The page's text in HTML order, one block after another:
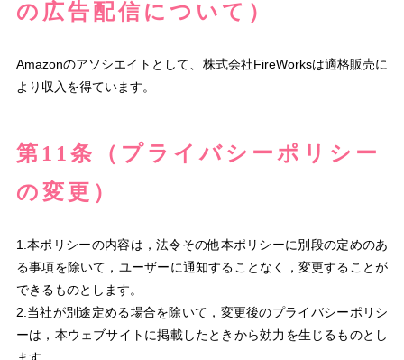
の広告配信について）
Amazonのアソシエイトとして、株式会社FireWorksは適格販売に
より収入を得ています。
第11条（プライバシーポリシー
の変更）
1.本ポリシーの内容は，法令その他本ポリシーに別段の定めのあ
る事項を除いて，ユーザーに通知することなく，変更することが
できるものとします。
2.当社が別途定める場合を除いて，変更後のプライバシーポリシ
ーは，本ウェブサイトに掲載したときから効力を生じるものとし